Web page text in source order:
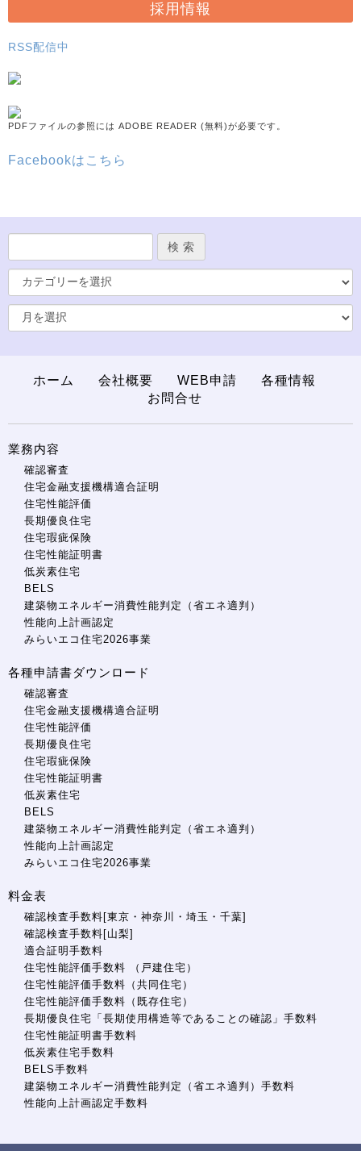
採用情報
RSS配信中
PDFファイルの参照には ADOBE READER (無料)が必要です。
Facebookはこちら
ホーム 会社概要 WEB申請
各種情報
お問合せ
業務内容
確認審査
住宅金融支援機構適合証明
住宅性能評価
長期優良住宅
住宅瑕疵保険
住宅性能証明書
低炭素住宅
BELS
建築物エネルギー消費性能判定（省エネ適判）
性能向上計画認定
みらいエコ住宅2026事業
各種申請書ダウンロード
確認審査
住宅金融支援機構適合証明
住宅性能評価
長期優良住宅
住宅瑕疵保険
住宅性能証明書
低炭素住宅
BELS
建築物エネルギー消費性能判定（省エネ適判）
性能向上計画認定
みらいエコ住宅2026事業
料金表
確認検査手数料[東京・神奈川・埼玉・千葉]
確認検査手数料[山梨]
適合証明手数料
住宅性能評価手数料 （戸建住宅）
住宅性能評価手数料（共同住宅）
住宅性能評価手数料（既存住宅）
長期優良住宅「長期使用構造等であることの確認」手数料
住宅性能証明書手数料
低炭素住宅手数料
BELS手数料
建築物エネルギー消費性能判定（省エネ適判）手数料
性能向上計画認定手数料